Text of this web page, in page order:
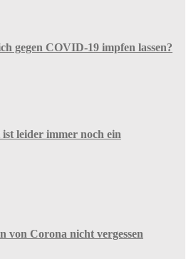
gegen COVID-19 impfen lassen?
ist leider immer noch ein
von Corona nicht vergessen